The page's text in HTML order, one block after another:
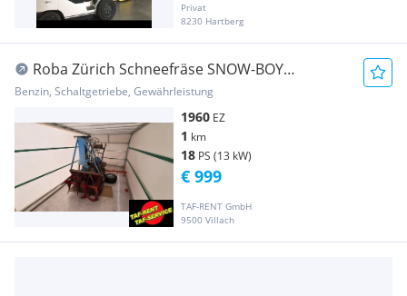
Privat
8230 Hartberg
Roba Zürich Schneefräse SNOW-BOY
Universal Ober... Baumaschine
Benzin, Schaltgetriebe, Gewährleistung
1960 EZ
1 km
18 PS (13 kW)
TAF-RENT GmbH
9500 Villach
€ 999